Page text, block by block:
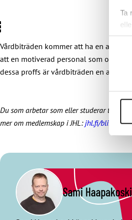
Ta
Vårdbiträden kommer att ha en
att en motiverad personal som orkar i
dessa proffs är vårdbiträden en av de
Du som arbetar som eller studerar till
mer om medlemskap i JHL: jhl.fi/
Sami Haapakoski